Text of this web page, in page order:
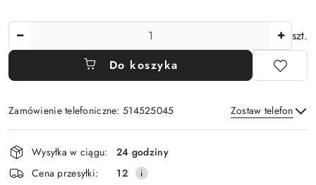
szt.
Do koszyka
Zamówienie telefoniczne: 514525045 Zostaw telefon
Wyślij
Dostępność
i
dostawa
Wysyłka w ciągu:
24 godziny
Cena przesyłki:
12